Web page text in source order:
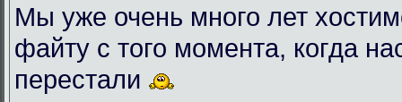
Мы уже очень много лет
файту с того момента, когда
перестали